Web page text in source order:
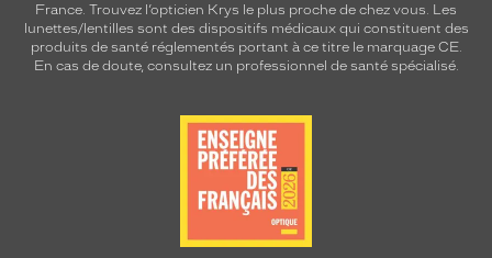
France. Trouvez l’opticien Krys le plus proche de chez vous. Les
lunettes/lentilles sont des dispositifs médicaux qui constituent des
produits de santé réglementés portant à ce titre le marquage CE.
En cas de doute, consultez un professionnel de santé spécialisé.